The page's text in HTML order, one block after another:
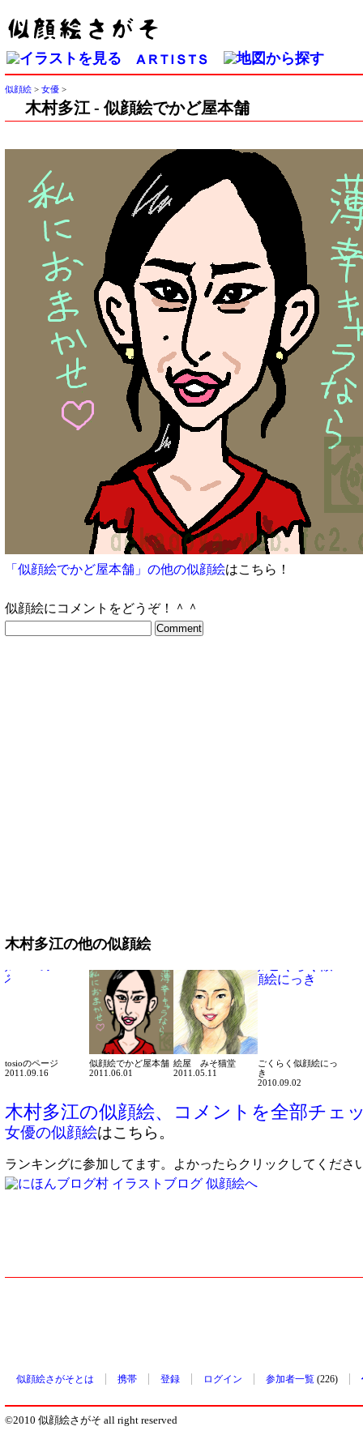
似顔絵 > 女優 >
木村多江 - 似顔絵でかど屋本舗
「似顔絵でかど屋本舗」の他の似顔絵はこちら！
似顔絵にコメントをどうぞ！＾＾
木村多江の他の似顔絵
tosioのページ
2011.09.16
似顔絵でかど屋本舗
2011.06.01
絵屋 みそ猫堂
2011.05.11
ごくらく似顔絵にっ
き
2010.09.02
木村多江の似顔絵、コメントを全部チェ
女優の似顔絵はこちら。
ランキングに参加してます。よかったらクリックしてくださ
似顔絵さがそとは 携帯 登録 ログイン 参加者一覧 (226)
©2010 似顔絵さがそ all right reserved